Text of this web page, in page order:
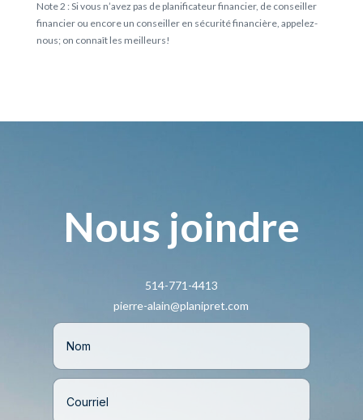
Note 2 : Si vous n’avez pas de planificateur financier, de conseiller
financier ou encore un conseiller en sécurité financière, appelez-
nous; on connaît les meilleurs!
Nous joindre
514-771-4413
pierre-alain@planipret.com